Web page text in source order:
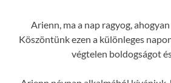
Arienn, ma a nap ragyog,
Köszöntünk ezen a különleges
végtelen boldogságot